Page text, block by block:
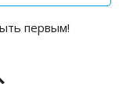
первым!